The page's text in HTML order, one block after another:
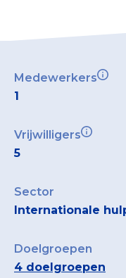
Medewerkers
1
Vrijwilligers
5
Sector
Internationale
Doelgroepen
4 doelgroepen